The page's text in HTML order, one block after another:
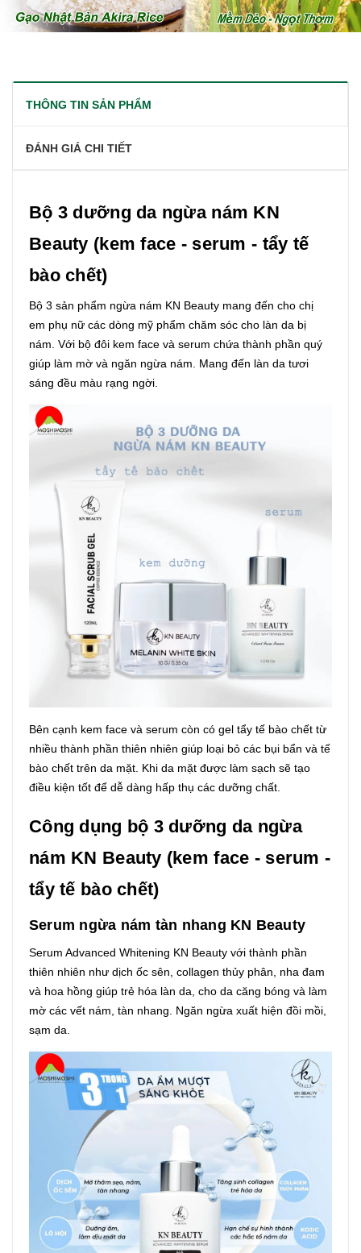
THÔNG TIN SẢN PHẨM
ĐÁNH GIÁ CHI TIẾT
Bộ 3 dưỡng da ngừa nám KN
Beauty (kem face - serum - tẩy tế
bào chết)
Bộ 3 sản phẩm ngừa nám KN Beauty mang đến cho chị
em phụ nữ các dòng mỹ phẩm chăm sóc cho làn da bị
nám. Với bộ đôi kem face và serum chứa thành phần quý
giúp làm mờ và ngăn ngừa nám. Mang đến làn da tươi
sáng đều màu rạng ngời.
Bên cạnh kem face và serum còn có gel tẩy tế bào chết từ
nhiều thành phần thiên nhiên giúp loại bỏ các bụi bẩn và tế
bào chết trên da mặt. Khi da mặt được làm sạch sẽ tạo
điều kiện tốt để dễ dàng hấp thụ các dưỡng chất.
Công dụng bộ 3 dưỡng da ngừa
nám KN Beauty (kem face - serum -
tẩy tế bào chết)
Serum ngừa nám tàn nhang KN Beauty
Serum Advanced Whitening KN Beauty với thành phần
thiên nhiên như dịch ốc sên, collagen thủy phân, nha đam
và hoa hồng giúp trẻ hóa làn da, cho da căng bóng và làm
mờ các vết nám, tàn nhang. Ngăn ngừa xuất hiện đồi mồi,
sạm da.